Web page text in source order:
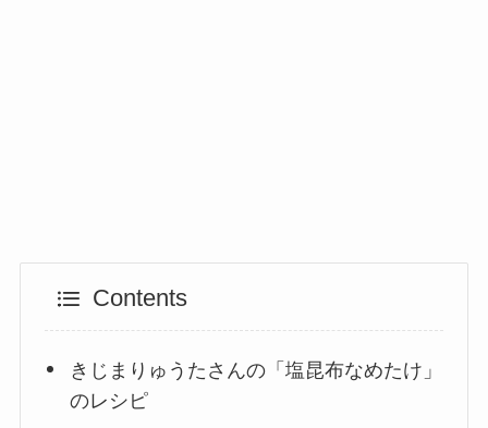
Contents
きじまりゅうたさんの「塩昆布なめたけ」
のレシピ